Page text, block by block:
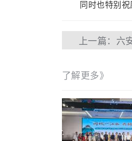
同时也特别祝愿
上一篇：六
了解更多》